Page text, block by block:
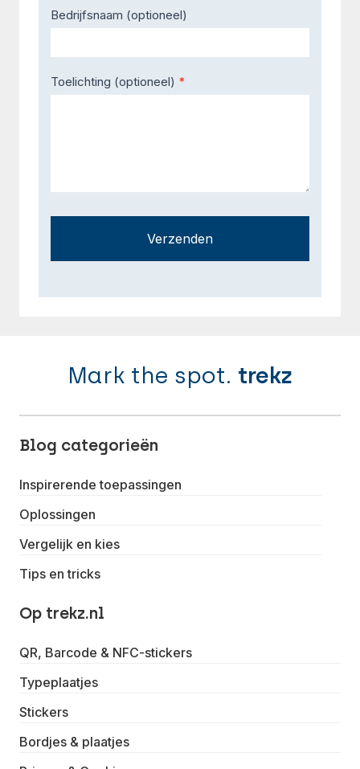
Bedrijfsnaam (optioneel)
Toelichting (optioneel) *
Verzenden
Mark the spot. trekz
Blog categorieën
Inspirerende toepassingen
Oplossingen
Vergelijk en kies
Tips en tricks
Op trekz.nl
QR, Barcode & NFC-stickers
Typeplaatjes
Stickers
Bordjes & plaatjes